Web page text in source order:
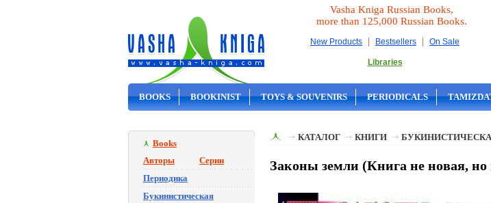
Vasha Kniga Russian Books,
more than 125,000 Russian Books.
New Products | Bestsellers | On Sale
Libraries
BOOKS BOOKINIST TOYS & SOUVENIRS PERIODICALS
Books
Авторы
Серии
Периодика
Букинистическая
КАТАЛОГ КНИГИ
Законы земли (Книга не новая,